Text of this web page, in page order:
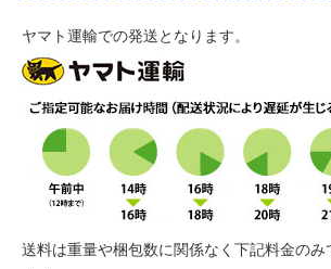
ヤマト運輸での発送となります。
送料は重量や梱包数に関係なく下記料金のみ